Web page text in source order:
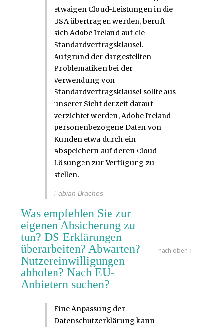
etwaigen Cloud-Leistungen in die
USA übertragen werden, beruft
sich Adobe Ireland auf die
Standardvertragsklausel.
Aufgrund der dargestellten
Problematiken bei der
Verwendung von
Standardvertragsklausel sollte aus
unserer Sicht derzeit darauf
verzichtet werden, Adobe Ireland
personenbezogene Daten von
Kunden etwa durch ein
Abspeichern auf deren Cloud-
Lösungen zur Verfügung zu
stellen.
Fabian Braches
Was empfehlen Sie zur
eigenen Absicherung zu
tun? DS-Erklärungen
überarbeiten? Abwarten?
Nutzereinwilligungen
abholen? Nach EU-
Anbietern suchen?
nach oben ↑
Eine Anpassung der
Datenschutzerklärung kann